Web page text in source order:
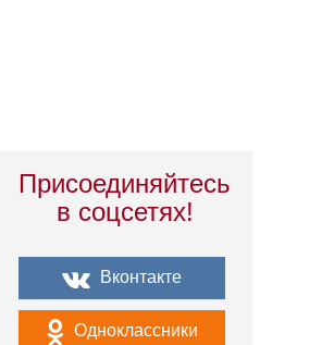
Присоединяйтесь
в соцсетях!
Вконтакте
Одноклассники